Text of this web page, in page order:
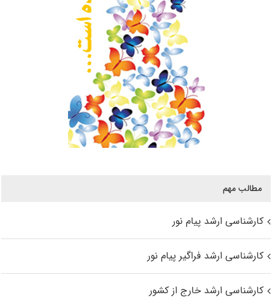
مطالب مهم
کارشناسی ارشد پیام نور
کارشناسی ارشد فراگیر پیام نور
کارشناسی ارشد خارج از کشور